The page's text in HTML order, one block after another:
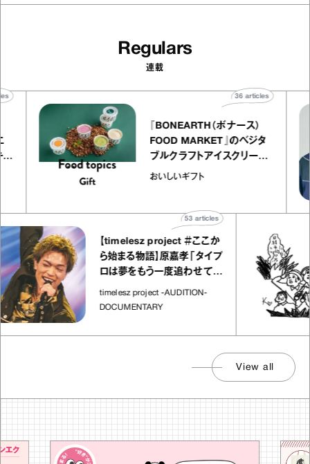
Regulars
連載
エ
キャ
『BONEARTH（ボナース）
FOOD MARKET』のベジタ
ブルクラフトアイスクリーム
｜真野知子の「おいしいギフ
おいしいギフト
36articles
【timelesz project ＃ここか
ら始まる物語】原嘉孝「タイプ
ロは夢をもう一度追わせてく
れた場所」
timelesz project -AUDITION-
DOCUMENTARY
articles
View all